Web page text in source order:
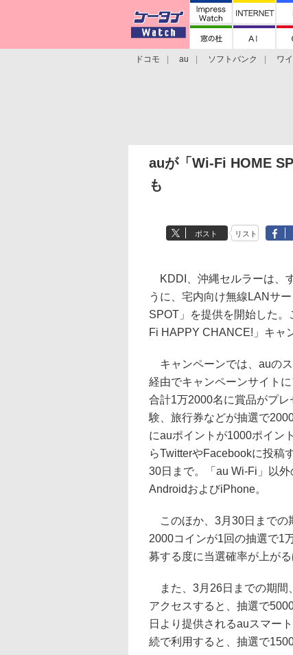
ドコモ au ソフトバンク ワ
auが「Wi-Fi HOME
も
ポスト リスト
KDDI、沖縄セルラーは、
うに、宅内向け無線LANサ
SPOT」を提供を開始した
Fi HAPPY CHANCE!」キャ
キャンペーンでは、auの
経由でキャンペーンサイト
合計1万2000名に賞品がプ
験、旅行券などが抽選で
にauポイントが1000ポイン
らTwitterやFacebookに投稿
30日まで。「au Wi-Fi」以
AndroidおよびiPhone。
このほか、3月30日までの
2000コインが1回の抽選で1
募する度に当選確率が上が
また、3月26日までの期間
アクセスすると、抽選で
日より提供されるauスマー
続で利用すると、抽選で